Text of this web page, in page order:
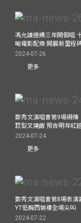
馮允謙連續三年開個唱
喻電影配樂 開展新里程
2024-07-26
更多
鄭秀文演唱會第9場網傳
巨型叉燒飯 預告明年紅
2024-07-24
更多
鄭秀文演唱會第8場表
YT低胸西裝褸全場尖叫
2024-07-22